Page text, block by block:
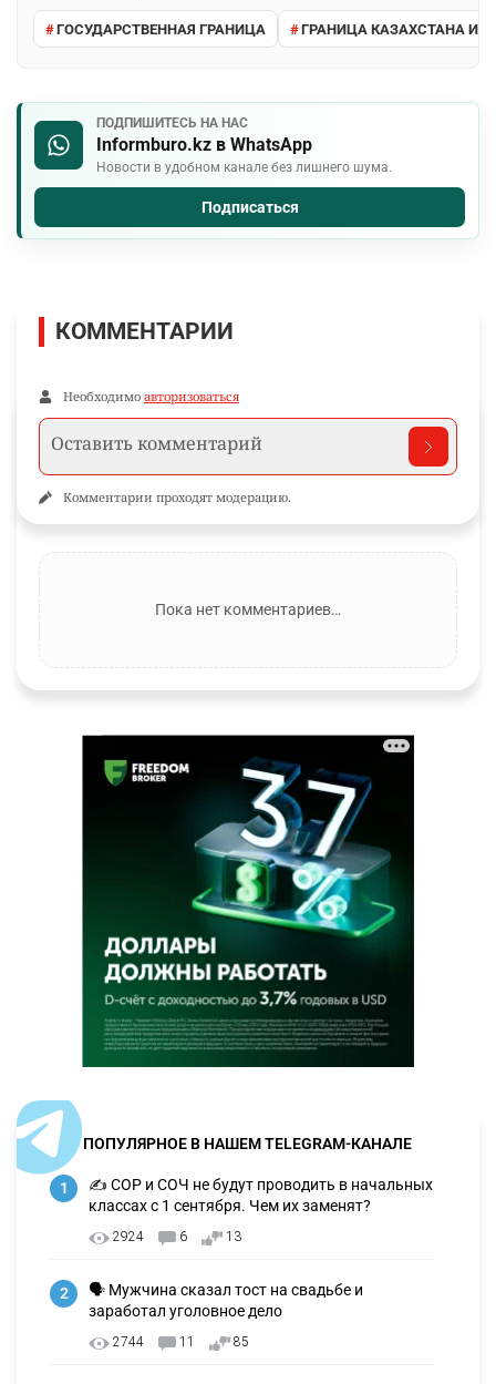
ГОСУДАРСТВЕННАЯ ГРАНИЦА ГРАНИЦА КАЗАХСТАНА И
ПОДПИШИТЕСЬ НА НАС
Informburo.kz в WhatsApp
Новости в удобном канале без лишнего шума.
Подписаться
КОММЕНТАРИИ
Необходимо авторизоваться
Комментарии проходят модерацию.
Пока нет комментариев…
ПОПУЛЯРНОЕ В НАШЕМ TELEGRAM-КАНАЛЕ
1
✍️ СОР и СОЧ не будут проводить в начальных
классах с 1 сентября. Чем их заменят?
2924 6 13
2
🗣 Мужчина сказал тост на свадьбе и
заработал уголовное дело
2744 11 85